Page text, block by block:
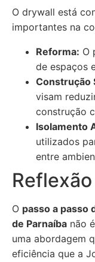
O drywall está
importantes na
Reforma: O
de espaços
Construção
visam
construção
Isolamento
utilizados
entre
O passo a passo
de Parnaíba não
uma abordagem
eficiência que a